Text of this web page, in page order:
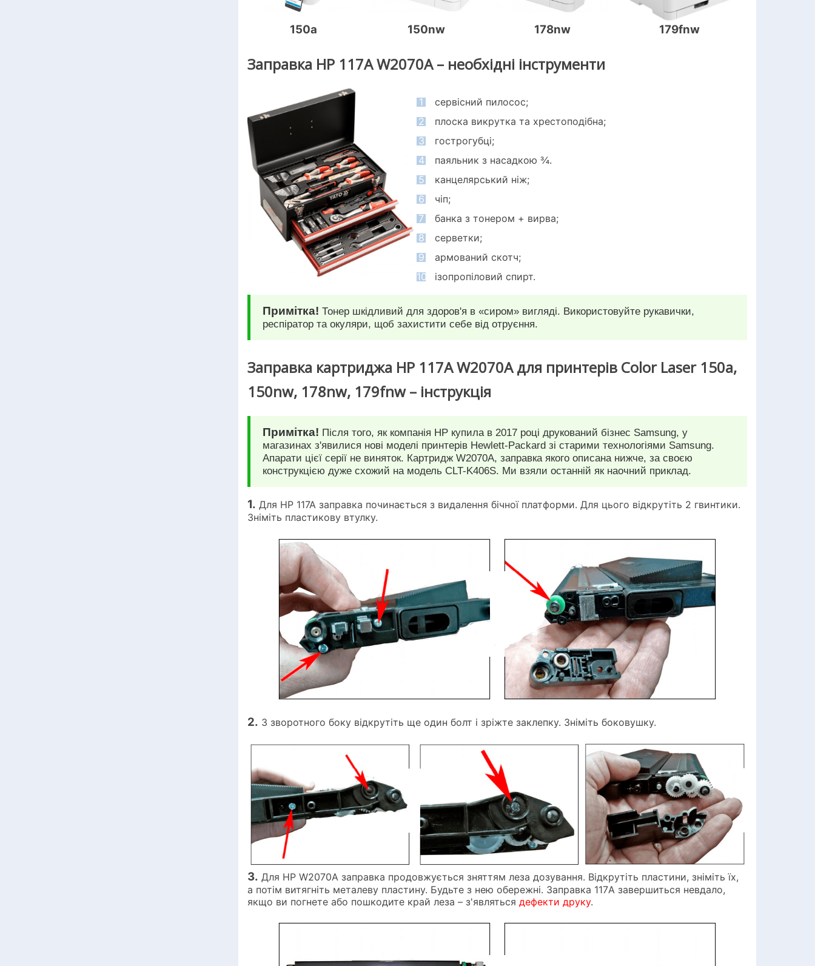
150a 150nw 178nw 179fnw
Заправка HP 117A W2070A – необхідні інструменти
1
сервісний пилосос;
2
плоска викрутка та хрестоподібна;
3
гострогубці;
4
паяльник з насадкою ¾.
5
канцелярський ніж;
6
чіп;
7
банка з тонером + вирва;
8
серветки;
9
армований скотч;
10
ізопропіловий спирт.
Примітка! Тонер шкідливий для здоров'я в «сиром» вигляді. Використовуйте рукавички,
респіратор та окуляри, щоб захистити себе від отруєння.
Заправка картриджа HP 117A W2070A для принтерів Color Laser 150a,
150nw, 178nw, 179fnw – інструкція
Примітка! Після того, як компанія HP купила в 2017 році друкований бізнес Samsung, у
магазинах з'явилися нові моделі принтерів Hewlett-Packard зі старими технологіями Samsung.
Апарати цієї серії не виняток. Картридж W2070A, заправка якого описана нижче, за своєю
конструкцією дуже схожий на модель CLT-K406S. Ми взяли останній як наочний приклад.
1. Для HP 117A заправка починається з видалення бічної платформи. Для цього відкрутіть 2 гвинтики.
Зніміть пластикову втулку.
2. З зворотного боку відкрутіть ще один болт і зріжте заклепку. Зніміть боковушку.
3. Для HP W2070A заправка продовжується зняттям леза дозування. Відкрутіть пластини, зніміть їх,
а потім витягніть металеву пластину. Будьте з нею обережні. Заправка 117A завершиться невдало,
якщо ви погнете або пошкодите край леза – з'являтьсядефекти друку.